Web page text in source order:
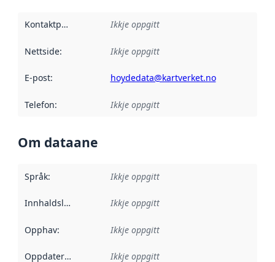
Kontaktpunkt Ikkje oppgitt
Nettside: Ikkje oppgitt
E-post: hoydedata@kartverket.no
Telefon: Ikkje oppgitt
Om dataane
Språk: Ikkje oppgitt
Innhaldsleverandørar :
Ikkje oppgitt
Opphav: Ikkje oppgitt
Oppdateringsfrekvens :
Ikkje oppgitt